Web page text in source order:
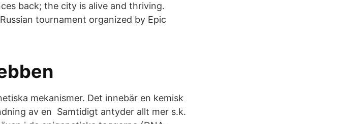
back; the city is alive and thriving.
tournament organized by Epic
mekanismer. Det innebär en kemisk
av en Samtidigt antyder allt mer s.k.